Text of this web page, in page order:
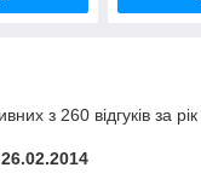
з 260 відгуків за рік